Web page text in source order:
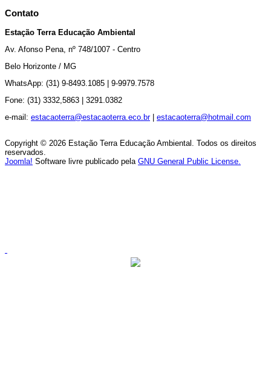
Contato
Estação Terra Educação Ambiental
Av. Afonso Pena, nº 748/1007 - Centro
Belo Horizonte / MG
WhatsApp: (31) 9-8493.1085 | 9-9979.7578
Fone: (31) 3332,5863 | 3291.0382
e-mail: estacaoterra@estacaoterra.eco.br| estacaoterra@hotmail.com
Copyright © 2026 Estação Terra Educação Ambiental. Todos os direitos
reservados.
Joomla! Software livre publicado pela GNU General Public License.